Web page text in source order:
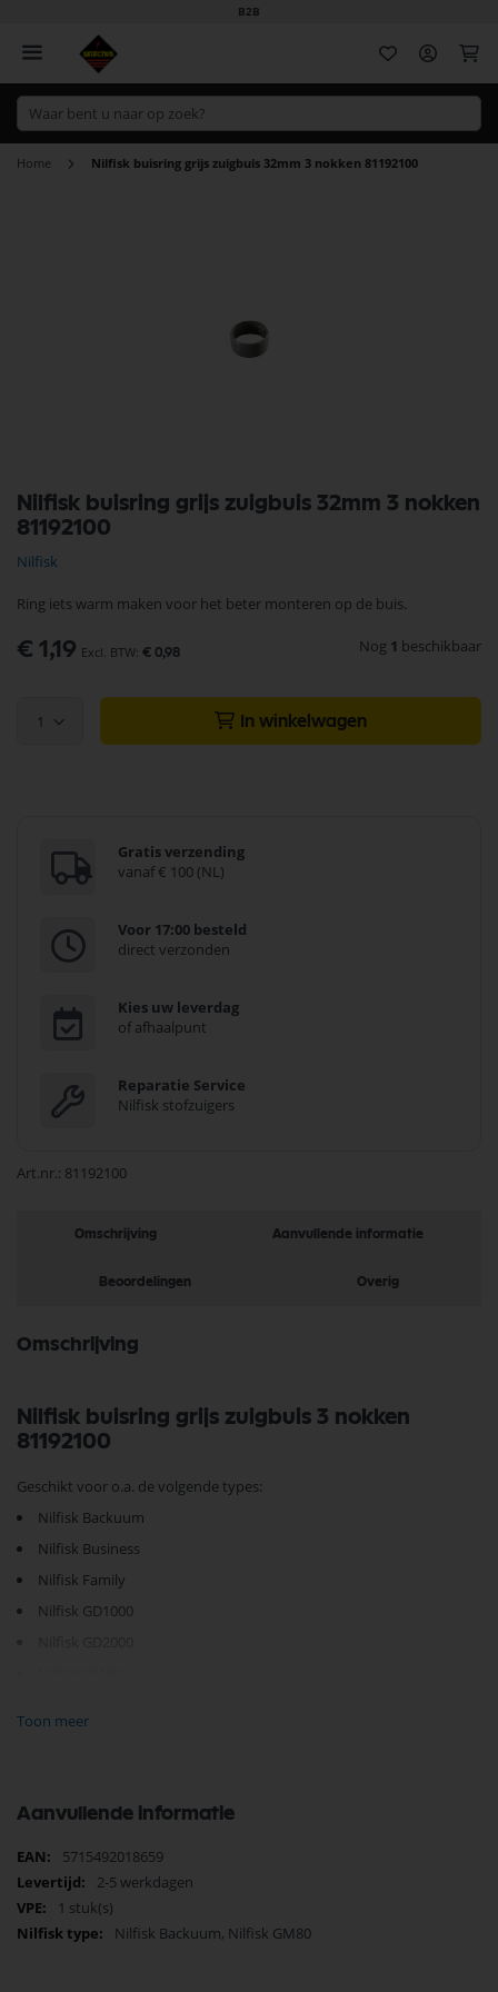
B2B
Home Nilfisk buisring grijs zuigbuis 32mm 3 nokken 81192100
Nilfisk buisring grijs zuigbuis 32mm 3 nokken
81192100
Nilfisk
Ring iets warm maken voor het beter monteren op de buis.
€ 1,19 € 0,98 Nog 1 beschikbaar
1 In winkelwagen
Gratis verzending
vanaf € 100 (NL)
Voor 17:00 besteld
direct verzonden
Kies uw leverdag
of afhaalpunt
Reparatie Service
Nilfisk stofzuigers
Art.nr. 81192100
naar
het
van
afbeeldingen-
Omschrijving Aanvullende informatie
Beoordelingen Overig
Omschrijving
Nilfisk buisring grijs zuigbuis 3 nokken
81192100
Geschikt voor o.a. de volgende types:
Nilfisk Backuum
Nilfisk Business
Nilfisk Family
Nilfisk GD1000
Je vindt dit product in;
Nilfisk Onderdelen
Nilfisk zuigbuizen
Nilfisk GM80
Zuigbuis
Zoeken op type Nilfisk stofzuiger
Nilfisk Stofzuiger op Productgroep
Toon meer
Aanvullende informatie
Meer
informatie
5715492018659
2-5 werkdagen
1 stuk(s)
Nilfisk Backuum, Nilfisk GM80